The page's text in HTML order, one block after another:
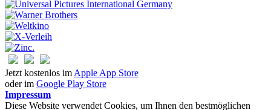
Jetzt kostenlos im Apple App Store
oder im Google Play Store
Impressum
Diese Website verwendet Cookies, um Ihnen den bestmöglichen